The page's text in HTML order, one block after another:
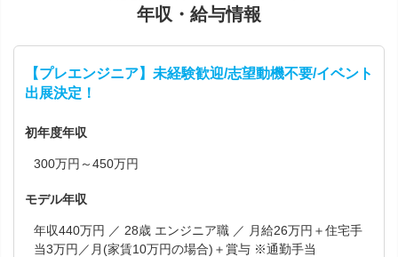
年収・給与情報
【プレエンジニア】未経験歓迎/志望動機不要/イベント
出展決定！
初年度年収
300万円～450万円
モデル年収
年収440万円 ／ 28歳 エンジニア職 ／ 月給26万円＋住宅手
当3万円／月(家賃10万円の場合)＋賞与 ※通勤手当